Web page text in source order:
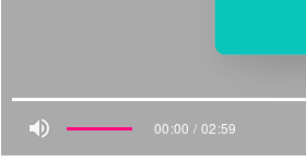
00:00 / 02:59